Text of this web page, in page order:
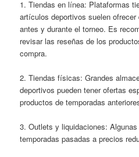
1. Tiendas en línea: Plataformas
artículos deportivos suelen
antes y durante el torneo. Es
revisar las reseñas de los
compra.
2. Tiendas físicas: Grandes
deportivos pueden tener ofertas
productos de temporadas
3. Outlets y liquidaciones:
temporadas pasadas a precios